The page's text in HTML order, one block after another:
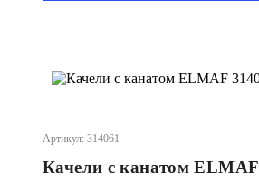
Артикул: 314061
Качели с канатом ELMAF